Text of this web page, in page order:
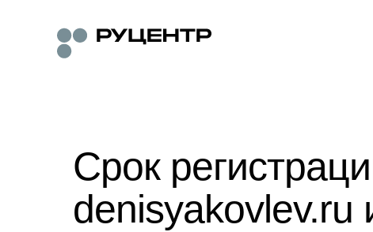
Срок
denisyakovlev.ru